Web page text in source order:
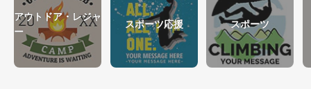
アウトドア・レジャ
ー
スポーツ応援 スポーツ